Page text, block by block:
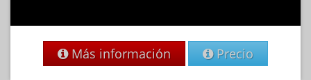
Más información Precio